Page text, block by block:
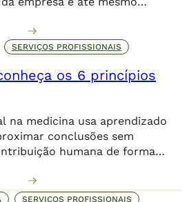
da companhia. Além de
no ambiente
ser irreparáveis. Alguns dos
ransomware, que […]
SERVIÇOS PROFISSIONAIS
os 6 princípios
na medicina usa aprendizado
conclusões sem
humana de forma
SERVIÇOS PROFISSIONAIS